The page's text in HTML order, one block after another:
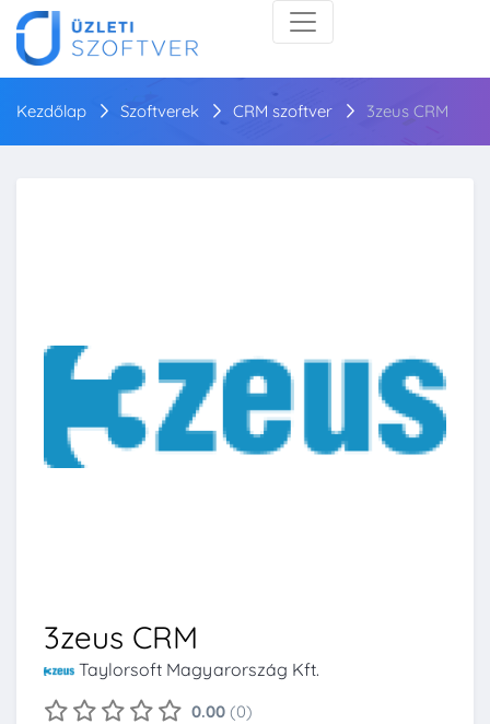
Kezdőlap Szoftverek CRM szoftver 3zeus CRM
3zeus CRM
Taylorsoft Magyarország Kft.
0.00 (0)